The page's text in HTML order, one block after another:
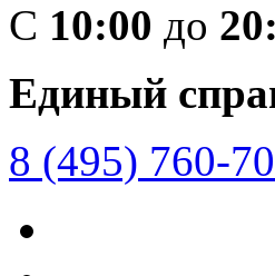
C 10:00 до
Единый
8 (495) 760-